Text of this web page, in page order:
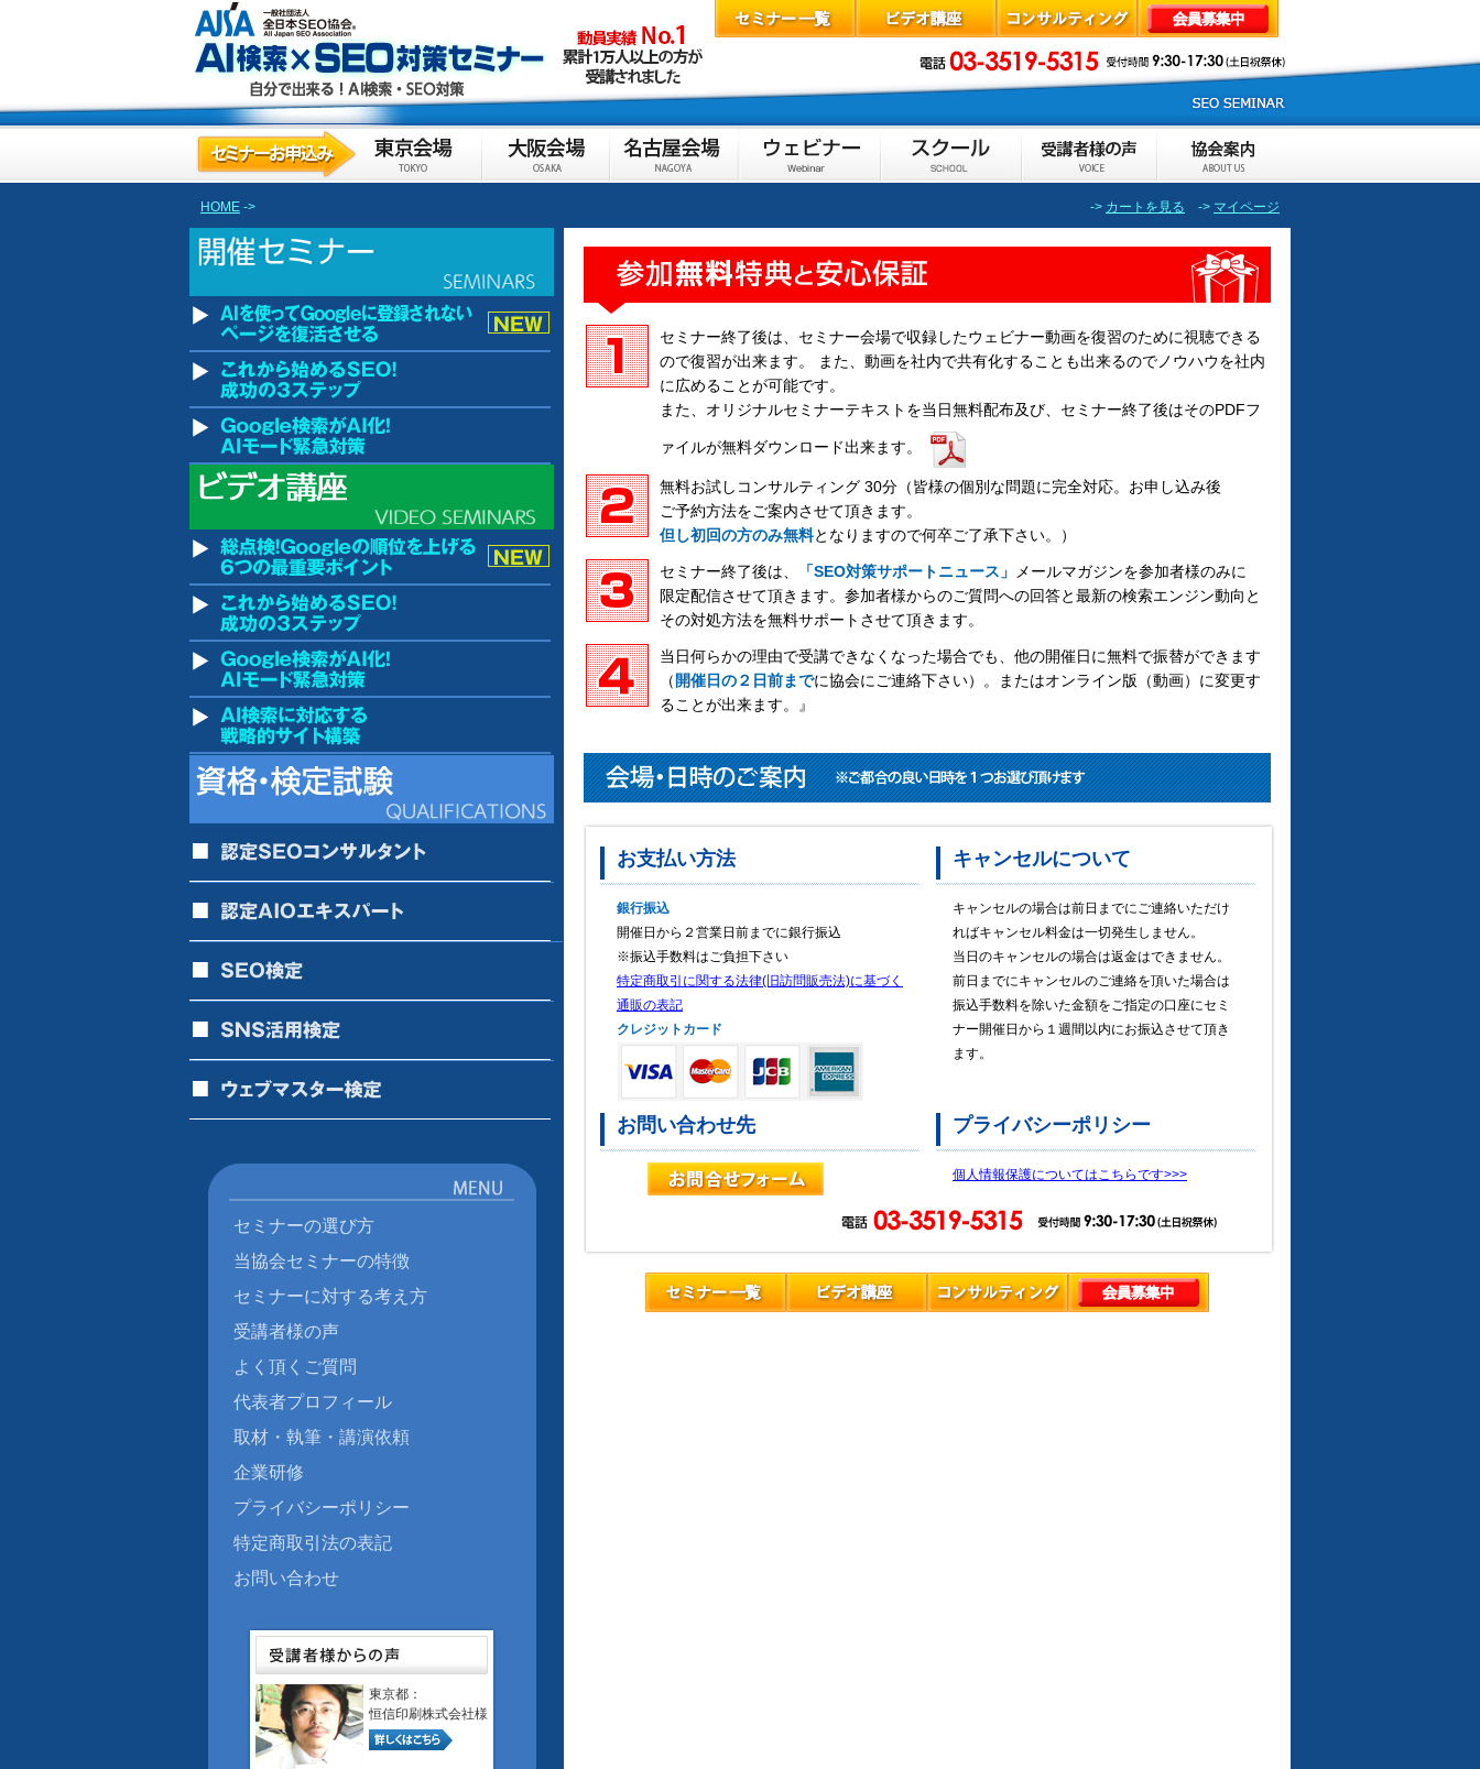
HOME -> -> カートを見る -> マイページ
セミナー終了後は、セミナー会場で収録したウェビナー動画を復習のために視聴できる
ので復習が出来ます。 また、動画を社内で共有化することも出来るのでノウハウを社内
に広めることが可能です。
また、オリジナルセミナーテキストを当日無料配布及び、セミナー終了後はそのPDFフ
ァイルが無料ダウンロード出来ます。
無料お試しコンサルティング 30分（皆様の個別な問題に完全対応。お申し込み後
ご予約方法をご案内させて頂きます。
但し初回の方のみ無料となりますので何卒ご了承下さい。）
セミナー終了後は、 「SEO対策サポートニュース」
メールマガジンを参加者様のみに
限定配信させて頂きます。参加者様からのご質問への回答と最新の検索エンジン動向と
その対処方法を無料サポートさせて頂きます。
当日何らかの理由で受講できなくなった場合でも、他の開催日に無料で振替ができます
（ 開催日の２日前までに協会にご連絡下さい）。またはオンライン版（動画）に変更す
ることが出来ます。』
お支払い方法
銀行振込
開催日から２営業日前までに銀行振込
※振込手数料はご負担下さい
特定商取引に関する法律(旧訪問販売法)に基づく
通販の表記
クレジットカード
キャンセルについて
キャンセルの場合は前日までにご連絡いただけ
ればキャンセル料金は一切発生しません。
当日のキャンセルの場合は返金はできません。
前日までにキャンセルのご連絡を頂いた場合は
振込手数料を除いた金額をご指定の口座にセミ
ナー開催日から１週間以内にお振込させて頂き
ます。
お問い合わせ先 プライバシーポリシー
個人情報保護についてはこちらです>>>
セミナーの選び方
当協会セミナーの特徴
セミナーに対する考え方
受講者様の声
よく頂くご質問
代表者プロフィール
取材・執筆・講演依頼
企業研修
プライバシーポリシー
特定商取引法の表記
お問い合わせ
東京都：
恒信印刷株式会社様